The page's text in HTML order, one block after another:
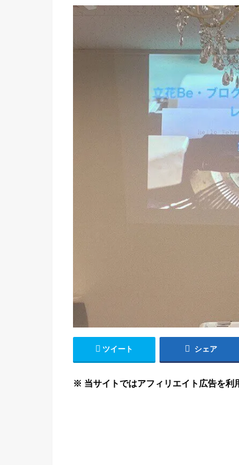
ツイート シェア
※ 当サイトではアフィリエイト広告を利